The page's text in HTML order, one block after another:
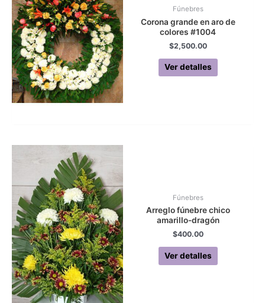
Fúnebres
Corona grande en aro de
colores #1004
$2,500.00
Ver detalles
Fúnebres
Arreglo fúnebre chico
amarillo-dragón
$400.00
Ver detalles